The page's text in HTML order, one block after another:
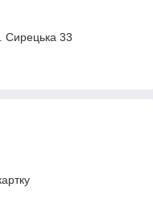
Сирецька 33